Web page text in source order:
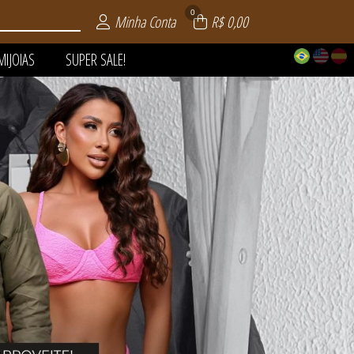
Minha Conta 0 R$ 0,00
| VERÃO
SUPER SALE!